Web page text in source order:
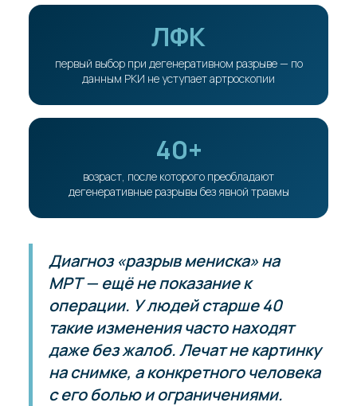
ЛФК
первый выбор при дегенеративном разрыве — по
данным РКИ не уступает артроскопии
40+
возраст, после которого преобладают
дегенеративные разрывы без явной травмы
Диагноз «разрыв мениска» на
МРТ — ещё не показание к
операции. У людей старше 40
такие изменения часто находят
даже без жалоб. Лечат не картинку
на снимке, а конкретного человека
с его болью и ограничениями.